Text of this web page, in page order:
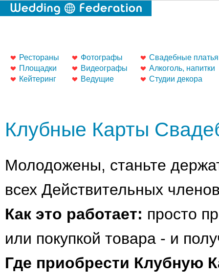
Рестораны
Площадки
Кейтеринг
Фотографы
Видеографы
Ведущие
Свадебные платья
Алкоголь, напитки
Студии декора
Клубные Карты
Молодожены, станьте
всех Действительных
Как это работает: просто
или покупкой товара - и
Где приобрести Клубную